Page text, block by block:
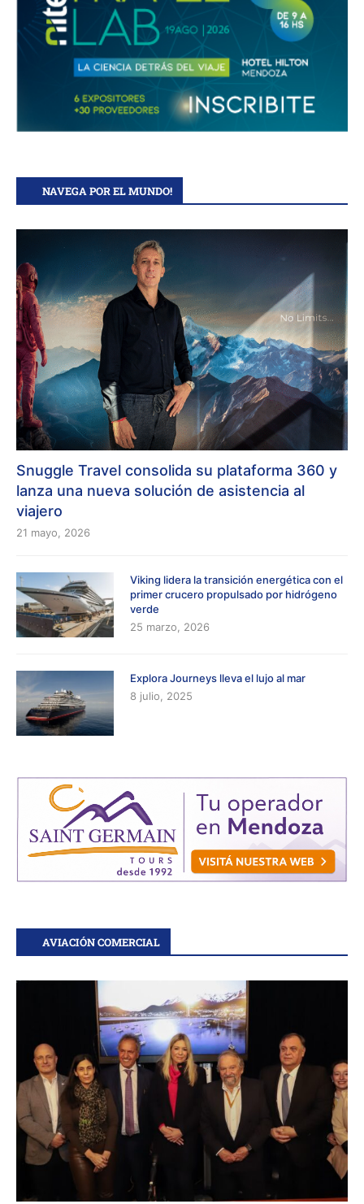
NAVEGA POR EL MUNDO!
Snuggle Travel consolida su plataforma 360 y
lanza una nueva solución de asistencia al
viajero
21 mayo, 2026
Viking lidera la transición energética con el
primer crucero propulsado por hidrógeno
verde
25 marzo, 2026
Explora Journeys lleva el lujo al mar
8 julio, 2025
AVIACIÓN COMERCIAL